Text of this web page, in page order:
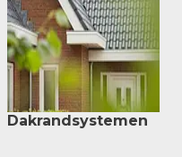
Dakrandsystemen